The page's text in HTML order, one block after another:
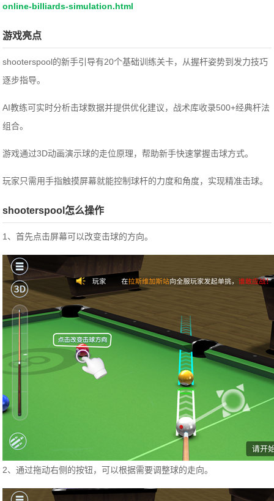
online-billiards-simulation.html
游戏亮点
shooterspool的新手引导有20个基础训练关卡，从握杆姿势到发力技巧
逐步指导。
AI教练可实时分析击球数据并提供优化建议，战术库收录500+经典杆法
组合。
游戏通过3D动画演示球的走位原理，帮助新手快速掌握击球方式。
玩家只需用手指触摸屏幕就能控制球杆的力度和角度，实现精准击球。
shooterspool怎么操作
1、首先点击屏幕可以改变击球的方向。
2、通过拖动右侧的按钮，可以根据需要调整球的走向。